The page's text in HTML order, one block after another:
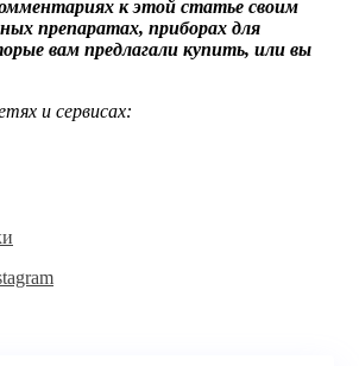
к этой статье своим
препаратах, приборах для
вам предлагали купить, или вы
и сервисах: